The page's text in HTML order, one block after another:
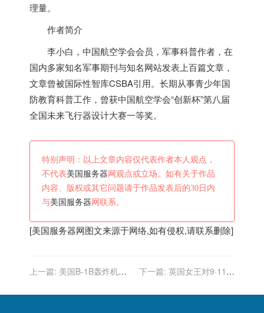
理量。
作者简介
李小白，中国航空学会会员，军事科普作者，在
国内多家知名军事期刊与知名网站发表上百篇文章，
文章曾被国际性智库CSBA引用。长期从事青少年国
防教育科普工作，曾获中国航空学会“创新杯”第八届
全国未来飞行器设计大赛一等奖。
特别声明：以上文章内容仅代表作者本人观点，
不代表美国服务器 网观点或立场。如有关于作品
内容、版权或其它问题请于作品发表后的30日内
与美国服务器 网联系。
[美国服务器网图文来源于网络,如有侵权,请联系删除]
上一篇: 美国B-1B轰炸机和
技感，涂装真的很重要
下一篇: 英国女王对9·11遇
之落泪